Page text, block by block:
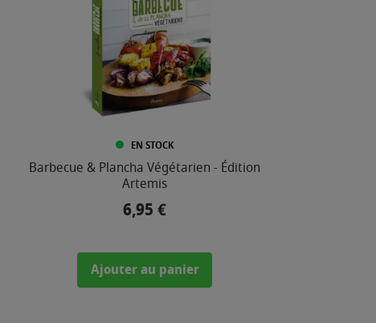
EN STOCK
Barbecue & Plancha Végétarien - Édition
Artemis
Prix
6,95 €
Ajouter au panier